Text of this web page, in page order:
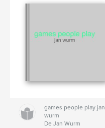
games people play jan
wurm
De Jan Wurm